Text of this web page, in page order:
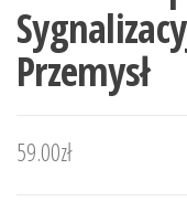
Przemysł
59.00zł